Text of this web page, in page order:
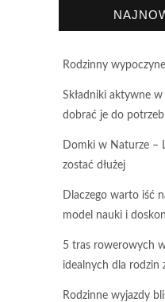
Rodzinny
Składniki aktywne
dobrać je do
Domki w Naturze –
zostać dłużej
Dlaczego warto iść
model nauki i
5 tras rowerowych
idealnych dla rodzin
Rodzinne wyjazdy